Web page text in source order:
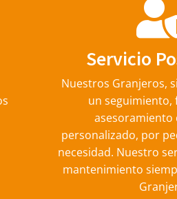
Servicio
Nuestros Granjeros,
un seguimiento,
asesoramiento
personalizado, por
necesidad. Nuestro
mantenimiento